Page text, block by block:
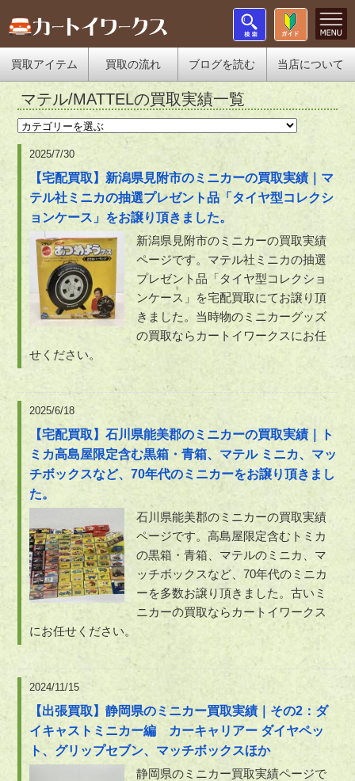
買取アイテム 買取の流れ ブログを読む 当店について
マテル/MATTELの買取実績一覧
2025/7/30
【宅配買取】新潟県見附市のミニカーの買取実績｜マ
テル社ミニカの抽選プレゼント品「タイヤ型コレクシ
ョンケース」をお譲り頂きました。
新潟県見附市のミニカーの買取実績
ページです。マテル社ミニカの抽選
プレゼント品「タイヤ型コレクショ
ンケース」を宅配買取にてお譲り頂
きました。当時物のミニカーグッズ
の買取ならカートイワークスにお任
せください。
2025/6/18
【宅配買取】石川県能美郡のミニカーの買取実績｜ト
ミカ高島屋限定含む黒箱・青箱、マテル ミニカ、マッ
チボックスなど、70年代のミニカーをお譲り頂きまし
た。
石川県能美郡のミニカーの買取実績
ページです。高島屋限定含むトミカ
の黒箱・青箱、マテルのミニカ、マ
ッチボックスなど、70年代のミニカ
ーを多数お譲り頂きました。古いミ
ニカーの買取ならカートイワークス
にお任せください。
2024/11/15
【出張買取】静岡県のミニカー買取実績｜その2：ダ
イキャストミニカー編 カーキャリアー ダイヤペッ
ト、グリップセブン、マッチボックスほか
静岡県のミニカー買取実績ページで